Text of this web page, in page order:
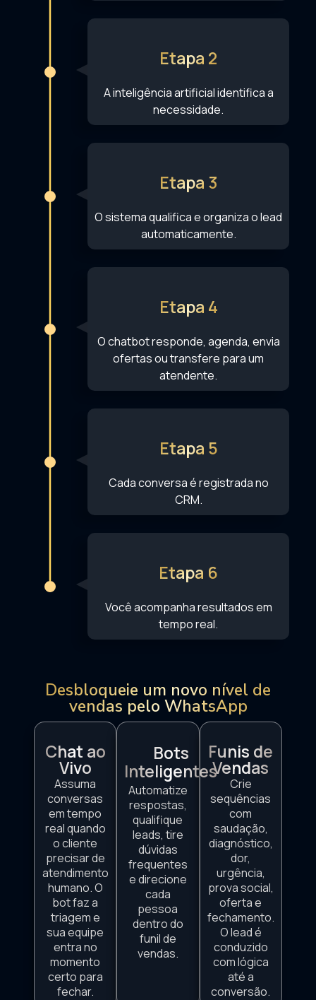
Etapa 2
A inteligência artificial identifica a
necessidade.
Etapa 3
O sistema qualifica e organiza o lead
automaticamente.
Etapa 4
O chatbot responde, agenda, envia
ofertas ou transfere para um
atendente.
Etapa 5
Cada conversa é registrada no
CRM.
Etapa 6
Você acompanha resultados em
tempo real.
Desbloqueie um novo nível de
vendas pelo WhatsApp
Chat ao
Vivo
Assuma
conversas
em tempo
real quando
o cliente
precisar de
atendimento
humano. O
bot faz a
triagem e
sua equipe
entra no
momento
certo para
fechar.
Bots
Inteligentes
Automatize
respostas,
qualifique
leads, tire
dúvidas
frequentes
e direcione
cada
pessoa
dentro do
funil de
vendas.
Funis de
Vendas
Crie
sequências
com
saudação,
diagnóstico,
dor,
urgência,
prova social,
oferta e
fechamento.
O lead é
conduzido
com lógica
até a
conversão.